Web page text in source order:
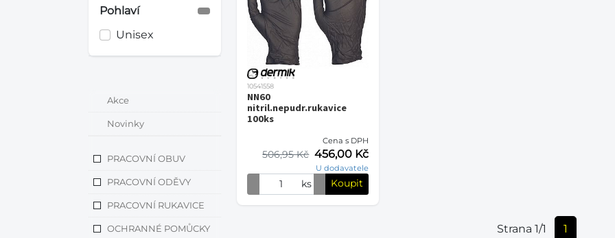
Pohlaví
Unisex
Akce
Novinky
PRACOVNÍ OBUV
PRACOVNÍ ODĚVY
PRACOVNÍ RUKAVICE
OCHRANNÉ POMŮCKY
10541558
NN60
nitril.nepudr.rukavice
100ks
Cena s DPH
506,95 Kč 456,00 Kč
U dodavatele
ks Koupit
Strana 1/1 1